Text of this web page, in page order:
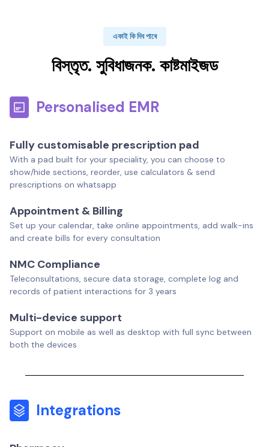
একাই কি দিব পাৰে
বিস্তৃত. সুবিধাজনক. কাষ্টমাইজড
Personalised EMR
Fully customisable prescription pad
With a pad built for your speciality, you can choose to
show/hide sections, reorder, use calculators & send
prescriptions on whatsapp
Appointment & Billing
Set up your calendar, take online appointments, add walk-ins
and create bills for every consultation
NMC Compliance
Teleconsultations, secure data storage, complete log and
records of patient interactions for 3 years
Multi-device support
Support on mobile as well as desktop with full sync between
both the devices
Integrations